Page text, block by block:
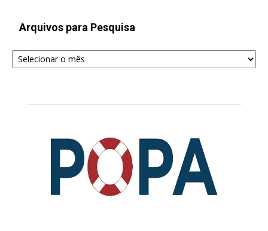
Arquivos para Pesquisa
Arquivos
para